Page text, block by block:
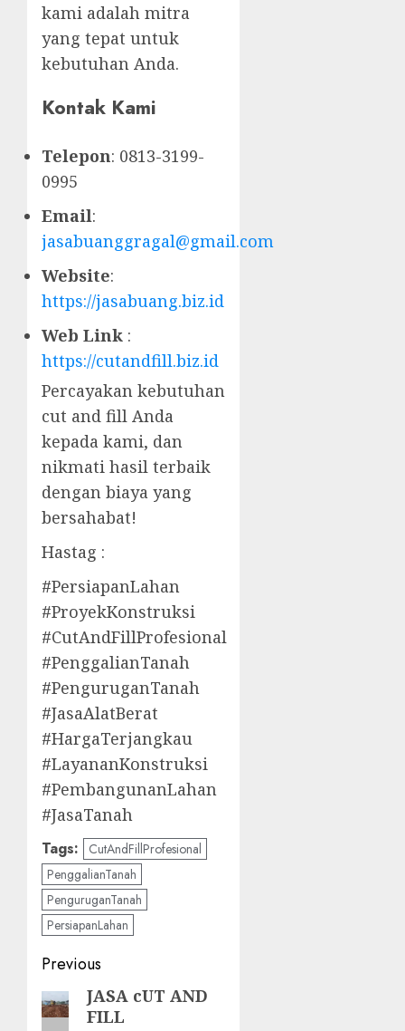
kami adalah mitra
yang tepat untuk
kebutuhan Anda.
Kontak Kami
Telepon: 0813-3199-
0995
Email:
jasabuanggragal@gmail.com
Website:
https://jasabuang.biz.id
Web Link :
https://cutandfill.biz.id
Percayakan kebutuhan
cut and fill Anda
kepada kami, dan
nikmati hasil terbaik
dengan biaya yang
bersahabat!
Hastag :
#PersiapanLahan
#ProyekKonstruksi
#CutAndFillProfesional
#PenggalianTanah
#PenguruganTanah
#JasaAlatBerat
#HargaTerjangkau
#LayananKonstruksi
#PembangunanLahan
#JasaTanah
Tags:
CutAndFillProfesional
PenggalianTanah
PenguruganTanah
PersiapanLahan
Post
navigation
Previous
Previous
post:
JASA cUT AND
FILL